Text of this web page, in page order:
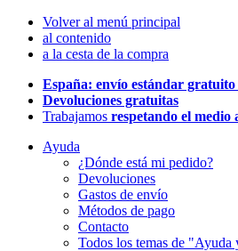
Volver al menú principal
al contenido
a la cesta de la compra
España: envío estándar gratuito
Devoluciones gratuitas
Trabajamos respetando el medio
Ayuda
¿Dónde está mi pedido?
Devoluciones
Gastos de envío
Métodos de pago
Contacto
Todos los temas de "Ayuda